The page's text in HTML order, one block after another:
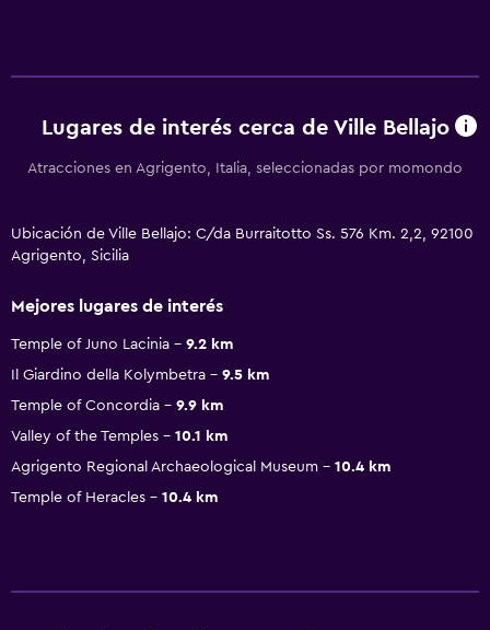
Lugares de interés cerca de Ville Bellajo
Atracciones en Agrigento, Italia, seleccionadas por momondo
Ubicación de Ville Bellajo: C/da Burraitotto Ss. 576 Km. 2,2, 92100
Agrigento, Sicilia
Mejores lugares de interés
Temple of Juno Lacinia
9.2 km
Il Giardino della Kolymbetra
9.5 km
Temple of Concordia
9.9 km
Valley of the Temples
10.1 km
Agrigento Regional Archaeological Museum
10.4 km
Temple of Heracles
10.4 km